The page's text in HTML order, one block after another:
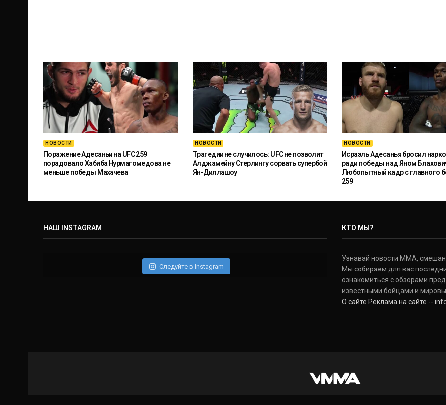
НОВОСТИ
Поражение Адесаньи на UFC 259
порадовало Хабиба Нурмагомедова не
меньше победы Махачева
НОВОСТИ
Трагедии не случилось: UFC не позволит
Алджамейну Стерлингу сорвать супербой
Ян-Диллашоу
НОВОСТИ
Исраэль Адесанья бросил
ради победы над Яном
Любопытный кадр с главного
259
НАШ INSTAGRAM
Следуйте в Instagram
КТО МЫ?
Узнавай новости ММА,
Мы собираем для вас
ознакомиться с обзорами
известными бойцами и
О сайте Реклама на сайте --